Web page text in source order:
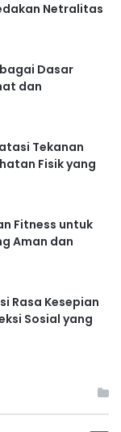
Netralitas
Dasar
dan
Tekanan
Fisik yang
Fitness untuk
Aman dan
Rasa Kesepian
Sosial yang